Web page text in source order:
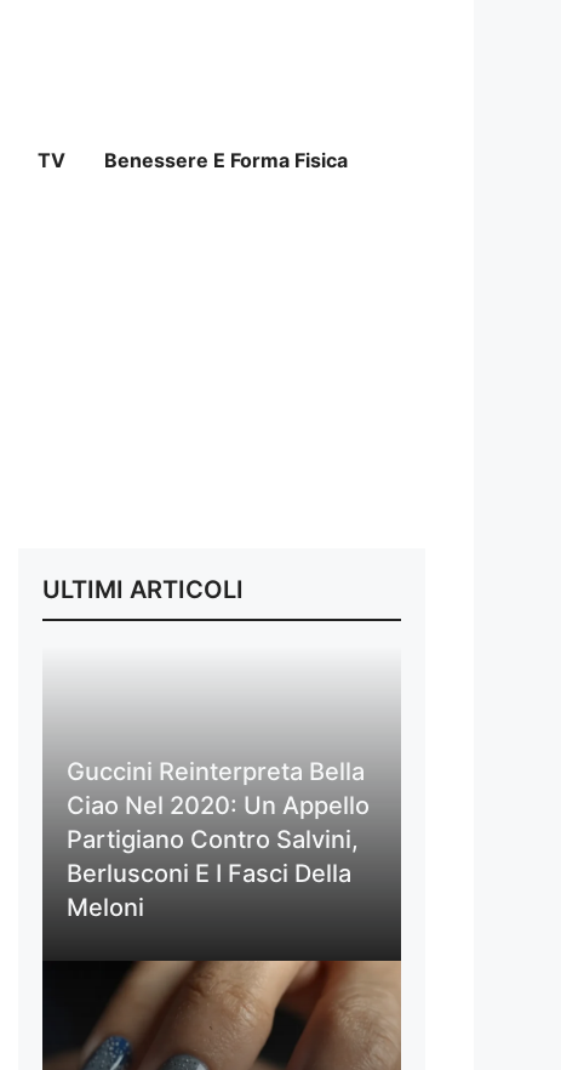
TV Benessere E Forma Fisica
ULTIMI ARTICOLI
Guccini Reinterpreta Bella
Ciao Nel 2020: Un Appello
Partigiano Contro Salvini,
Berlusconi E I Fasci Della
Meloni